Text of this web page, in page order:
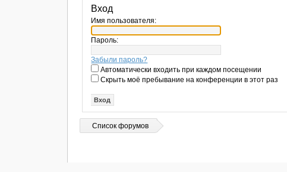
Вход
Имя пользователя:
Пароль:
Забыли пароль?
Автоматически входить при каждом посещении
Скрыть моё пребывание на конференции в этот раз
Список форумов